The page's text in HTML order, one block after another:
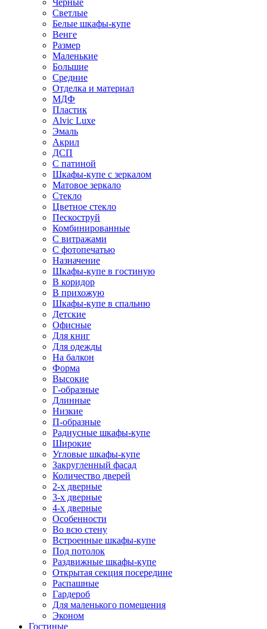
Черные
Светлые
Белые шкафы-купе
Венге
Размер
Маленькие
Большие
Средние
Отделка и материал
МДФ
Пластик
Alvic Luxe
Эмаль
Акрил
ДСП
С патиной
Шкафы-купе с зеркалом
Матовое зеркало
Стекло
Цветное стекло
Пескоструй
Комбинированные
С витражами
С фотопечатью
Назначение
Шкафы-купе в гостиную
В коридор
В прихожую
Шкафы-купе в спальню
Детские
Офисные
Для книг
Для одежды
На балкон
Форма
Высокие
Г-образные
Длинные
Низкие
П-образные
Радиусные шкафы-купе
Широкие
Угловые шкафы-купе
Закругленный фасад
Количество дверей
2-х дверные
3-х дверные
4-х дверные
Особенности
Во всю стену
Встроенные шкафы-купе
Под потолок
Раздвижные шкафы-купе
Открытая секция посередине
Распашные
Гардероб
Для маленького помещения
Эконом
Гостиные